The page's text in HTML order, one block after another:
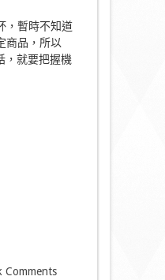
，暫時不知道
商品，所以
，就要把握機
Comments